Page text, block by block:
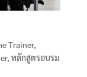
Trainer,
, หลักสูตรอบรม